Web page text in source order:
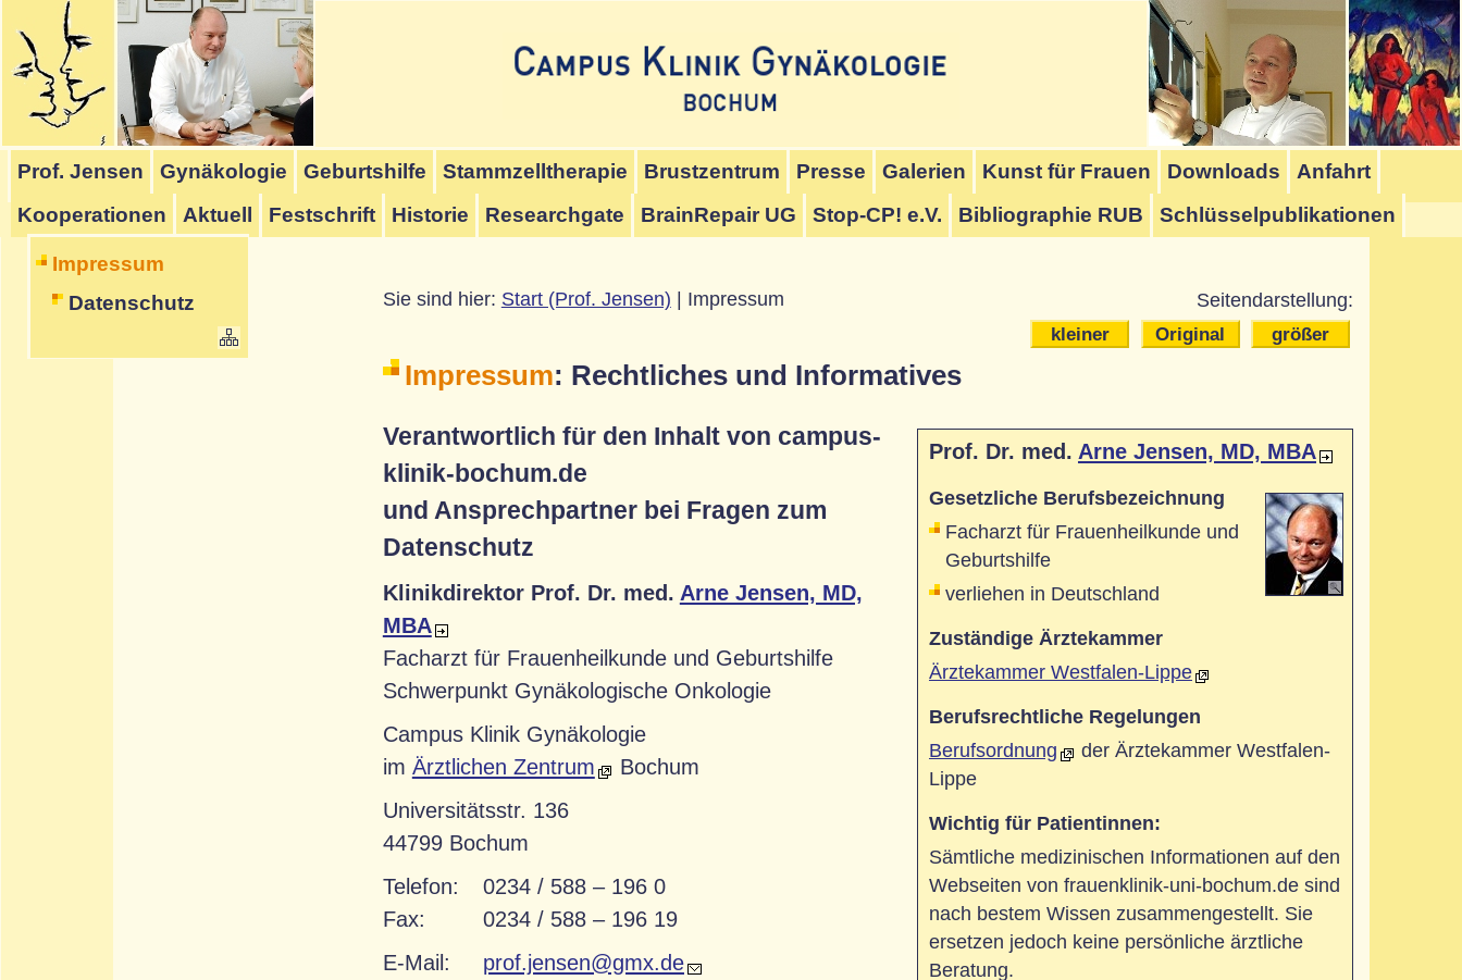
Seitenanfang
Startmenü
[
Hauptmenü
]
[
Untermenü
]
[
Schriftmenü
]
[
Inhalt
]
Prof. Jensen Gynäkologie Geburtshilfe Stammzelltherapie Brustzentrum Presse Galerien Kunst für Frauen Downloads
Anfahrt
Kooperationen
Aktuell Festschrift Historie Researchgate BrainRepair UG Stop-CP! e.V. Bibliographie RUB Schlüsselpublikationen
Impressum
Datenschutz
Seitendarstellung:
größer
Original
kleiner
Sie sind hier: Start (Prof. Jensen) | Impressum
Impressum: Rechtliches und Informatives
Prof. Dr. med. Arne Jensen, MD, MBA
Gesetzliche Berufsbezeichnung
Facharzt für Frauenheilkunde und
Geburtshilfe
verliehen in Deutschland
Zuständige Ärztekammer
Ärztekammer Westfalen-Lippe
Berufsrechtliche Regelungen
Berufsordnung
der Ärztekammer Westfalen-
Lippe
Wichtig für Patientinnen:
Sämtliche medizinischen Informationen auf den
Webseiten von frauenklinik-uni-bochum.de sind
nach bestem Wissen zusammengestellt. Sie
ersetzen jedoch keine persönliche ärztliche
Beratung.
Verantwortlich für den Inhalt von campus-
klinik-bochum.de
und Ansprechpartner bei Fragen zum
Datenschutz
Klinikdirektor Prof. Dr. med. Arne Jensen, MD,
MBA
Facharzt für Frauenheilkunde und Geburtshilfe
Schwerpunkt Gynäkologische Onkologie
Campus Klinik Gynäkologie
im Ärztlichen Zentrum
Bochum
Universitätsstr. 136
44799 Bochum
Telefon:
0234 / 588 – 196 0
Fax:
0234 / 588 – 196 19
E-Mail:
prof.jensen@gmx.de